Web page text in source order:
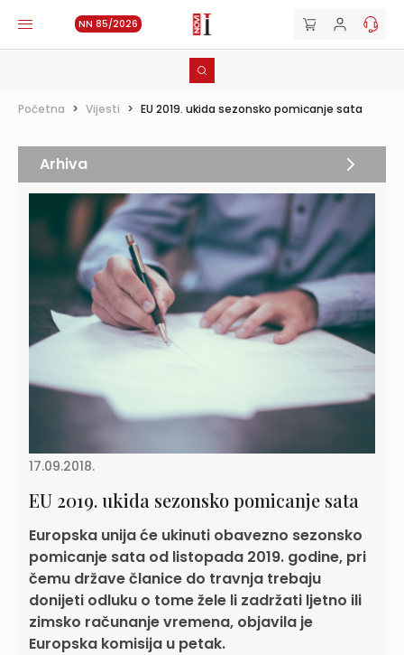
NN 85/2026
Početna > Vijesti > EU 2019. ukida sezonsko pomicanje sata
17.09.2018.
EU 2019. ukida sezonsko pomicanje sata
Europska unija će ukinuti obavezno sezonsko
pomicanje sata od listopada 2019. godine, pri
čemu države članice do travnja trebaju
donijeti odluku o tome žele li zadržati ljetno ili
zimsko računanje vremena, objavila je
Europska komisija u petak.
Arhiva